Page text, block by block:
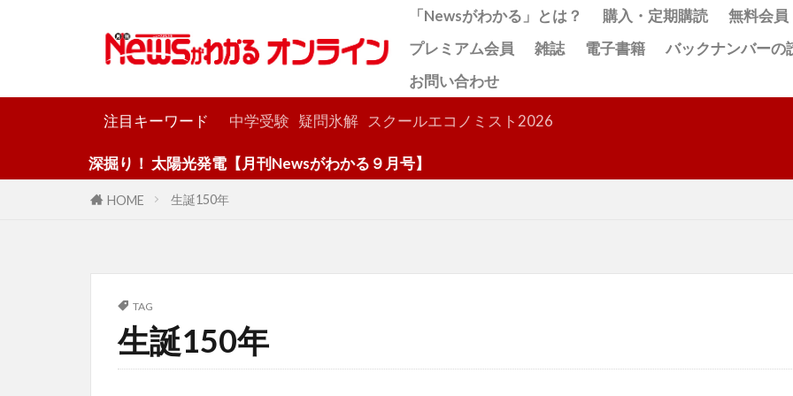
「Newsがわかる」とは？ 購入・定期購読
無料会員
プレミアム会員
雑誌 電子書籍
バックナンバーの
お問い合わせ
注目キーワード 中学受験 疑問氷解 スクールエコノミスト2026
深掘り！ 太陽光発電【月刊Newsがわかる９月号】
HOME 生誕150年
TAG
生誕150年
検索